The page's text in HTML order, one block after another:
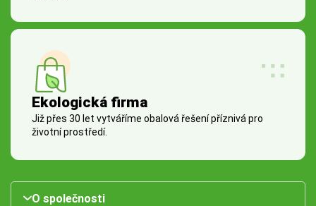
Ekologická firma
Již přes 30 let vytváříme obalová řešení příznivá pro
životní prostředí.
O společnosti